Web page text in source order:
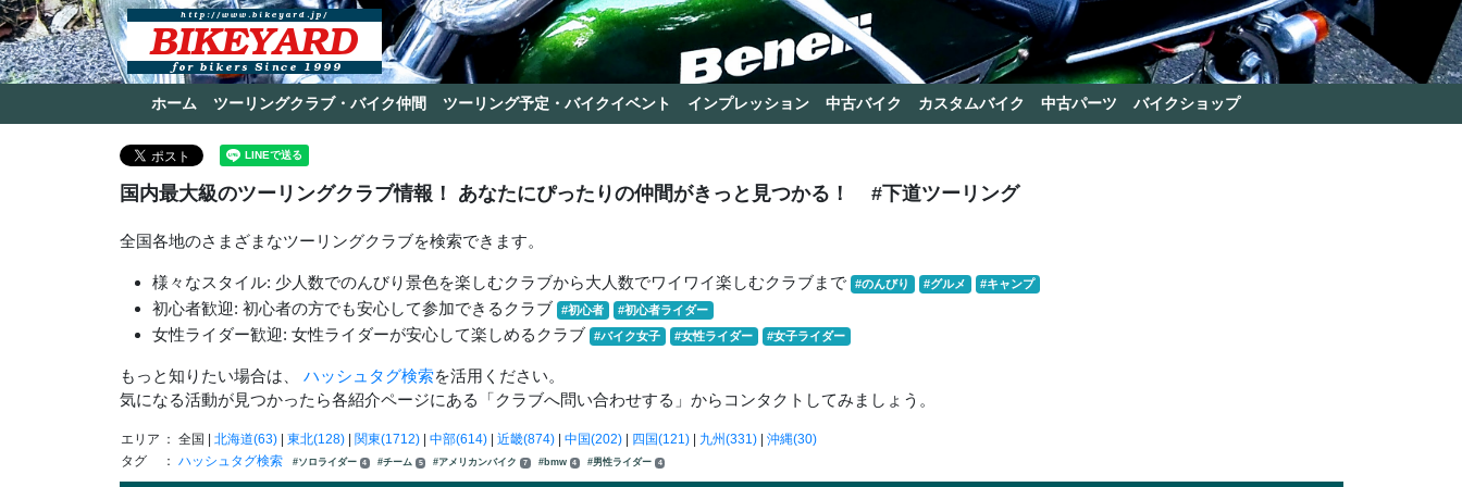
ホーム ツーリングクラブ・バイク仲間 ツーリング予定・バイクイベント インプレッション 中古バイク カスタムバイク 中古パーツ バイクショップ
国内最大級のツーリングクラブ情報！ あなたにぴったりの仲間がきっと見つかる！ #下道ツーリング
全国各地のさまざまなツーリングクラブを検索できます。
様々なスタイル: 少人数でのんびり景色を楽しむクラブから大人数でワイワイ楽しむクラブまで #のんびり #グルメ #キャンプ
初心者歓迎: 初心者の方でも安心して参加できるクラブ #初心者 #初心者ライダー
女性ライダー歓迎: 女性ライダーが安心して楽しめるクラブ #バイク女子 #女性ライダー #女子ライダー
もっと知りたい場合は、 ハッシュタグ検索を活用ください。
気になる活動が見つかったら各紹介ページにある「クラブへ問い合わせする」からコンタクトしてみましょう。
エリア ： 全国 | 北海道(63)| 東北(128)| 関東(1712)| 中部(614)| 近畿(874)| 中国(202)| 四国(121)| 九州(331)| 沖縄(30)
タグ
： ハッシュタグ検索 #ソロライダー 4 #チーム 5 #アメリカンバイク 7 #bmw 4 #男性ライダー 4